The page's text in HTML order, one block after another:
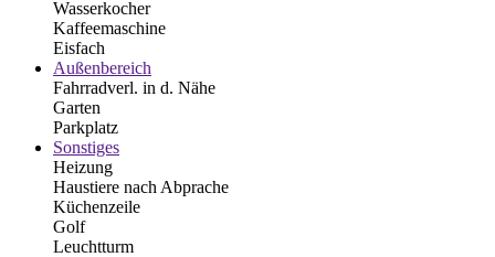
Wasserkocher
Kaffeemaschine
Eisfach
Außenbereich
Fahrradverl. in d. Nähe
Garten
Parkplatz
Sonstiges
Heizung
Haustiere nach Abprache
Küchenzeile
Golf
Leuchtturm